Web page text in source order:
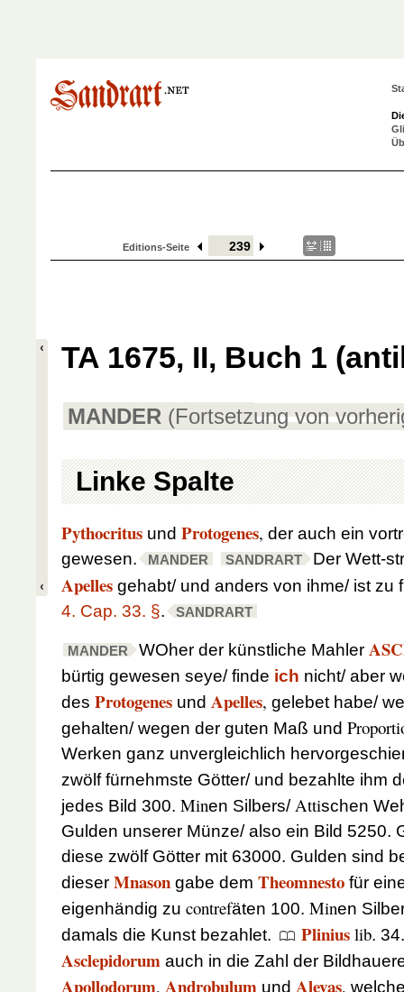
Editions-Seite
TA 1675, II, Buch 1
MANDER (Fortsetzung von
Linke Spalte
Pythocritus und Protogenes, der auch ein
gewesen.
MANDER SANDRART Der Wett-
Apelles gehabt/ und anders von ihme/ ist zu
4. Cap. 33. §. SANDRART
MANDER WOher der künstliche Mahler
bürtig gewesen seye/ finde ich nicht/ aber
des Protogenes und Apelles, gelebet habe/
gehalten/ wegen der guten Maß und
Werken ganz unvergleichlich
zwölf fürnehmste Götter/ und bezahlte ihm
jedes Bild 300. Minen Silbers/Attischen
Gulden unserer Münze/ also ein Bild 5250.
diese zwölf Götter mit 63000. Gulden sind
dieser Mnason gabe dem Theomnesto für
eigenhändig zu contrefäten 100. Minen
damals die Kunst bezahlet.
Plinius lib.
Asclepidorum auch in die Zahl der
Apollodorum, Androbulum und Alevas,